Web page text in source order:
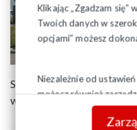
Klikając „Zgadzam się”
Twoich danych w
opcjami” możesz
Niezależnie od
możesz również
swojej przeglądarki.
danych znajdziesz w
Szkoła jest
wsparcie w